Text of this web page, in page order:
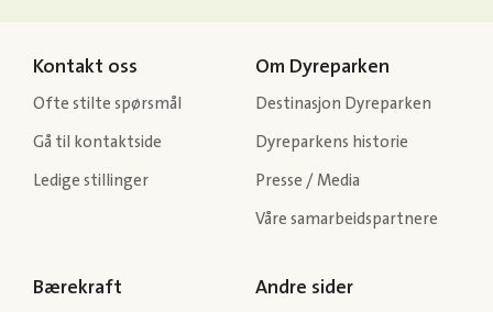
Kontakt oss
Ofte stilte spørsmål
Gå til kontaktside
Ledige stillinger
Om Dyreparken
Destinasjon Dyreparken
Dyreparkens historie
Presse / Media
Våre samarbeidspartnere
Bærekraft Andre sider